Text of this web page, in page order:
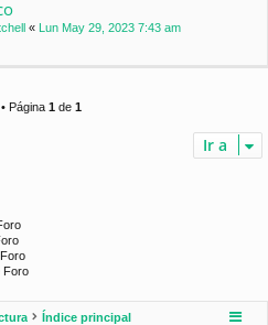
« Lun May 29, 2023 7:43 am
Página 1de 1
Ir a
Foro
Índice principal